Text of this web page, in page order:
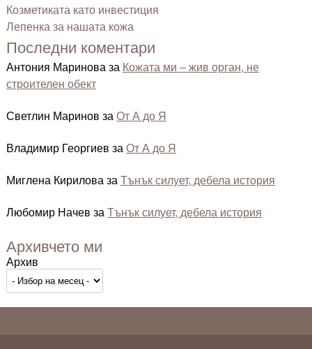
Козметиката като инвестиция
Лепенка за нашата кожа
Последни коментари
Антония Маринова за Кожата ми – жив орган, не
строителен обект
Светлин Маринов за От А до Я
Владимир Георгиев за От А до Я
Миглена Кирилова за Тънък силует, дебела история
Любомир Начев за Тънък силует, дебела история
Архивчето ми
Архив